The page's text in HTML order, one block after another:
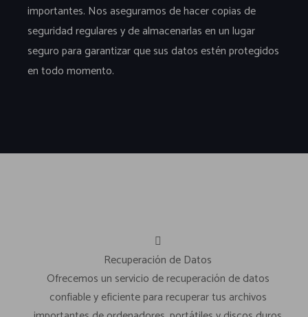
importantes. Nos aseguramos de hacer copias de
seguridad regulares y de almacenarlas en un lugar
seguro para garantizar que sus datos estén protegidos
en todo momento.
Recuperación de Datos
Ofrecemos un servicio de recuperación de datos
confiable y eficiente para recuperar tus archivos